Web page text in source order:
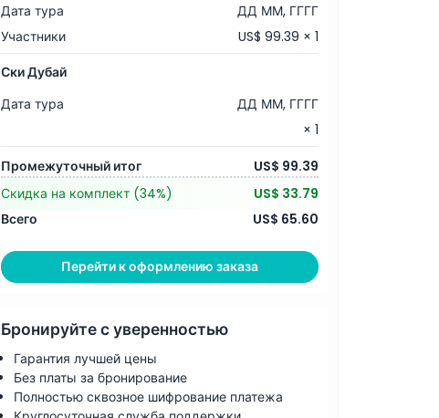
Дата тура
ДД ММ, ГГГГ
Участники
US$ 99.39 × 1
Ски Дубай
Дата тура
ДД ММ, ГГГГ
× 1
Промежуточный итог
US$ 99.39
Скидка на комплект (34%)
US$ 33.79
Всего
US$ 65.60
Перейти к оформлению заказа
Бронируйте с уверенностью
Гарантия лучшей цены
Без платы за бронирование
Полностью сквозное шифрование платежа